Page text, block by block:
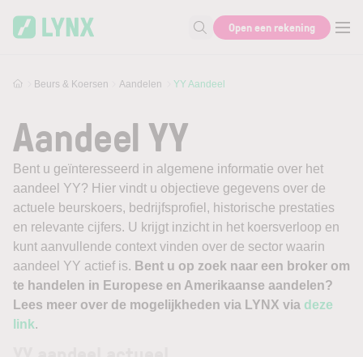
Zoek naar informatie
Open een rekening
Beurs & Koersen Aandelen YY Aandeel
Aandeel YY
Bent u geïnteresseerd in algemene informatie over het
aandeel YY? Hier vindt u objectieve gegevens over de
actuele beurskoers, bedrijfsprofiel, historische prestaties
en relevante cijfers. U krijgt inzicht in het koersverloop en
kunt aanvullende context vinden over de sector waarin
aandeel YY actief is. Bent u op zoek naar een broker om
te handelen in Europese en Amerikaanse aandelen?
Lees meer over de mogelijkheden via LYNX via deze
link.